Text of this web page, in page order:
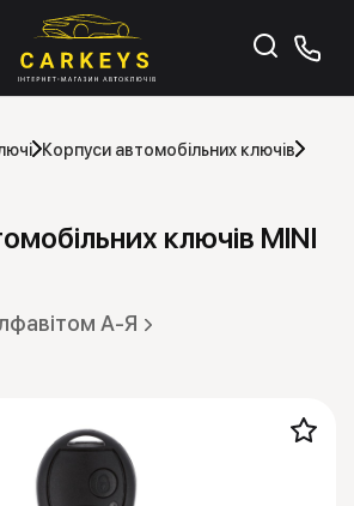
Корпуси автомобільних ключів
ключів MINI
А-Я